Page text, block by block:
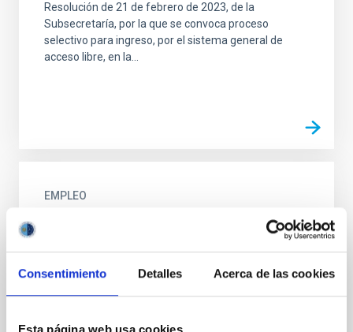
Consentimiento Detalles Acerca de las cookies
Esta página web usa cookies
Resolución de 21 de febrero de 2023, de la
Subsecretaría, por la que se convoca proceso
selectivo para ingreso, por el sistema general de
acceso libre, en la...
EMPLEO
Organismos Públicos de Investigación -
Acceso Libre - Código Proceso Selectivo